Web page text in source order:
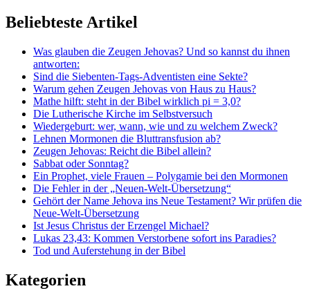
Beliebteste Artikel
Was glauben die Zeugen Jehovas? Und so kannst du ihnen
antworten:
Sind die Siebenten-Tags-Adventisten eine Sekte?
Warum gehen Zeugen Jehovas von Haus zu Haus?
Mathe hilft: steht in der Bibel wirklich pi = 3,0?
Die Lutherische Kirche im Selbstversuch
Wiedergeburt: wer, wann, wie und zu welchem Zweck?
Lehnen Mormonen die Bluttransfusion ab?
Zeugen Jehovas: Reicht die Bibel allein?
Sabbat oder Sonntag?
Ein Prophet, viele Frauen – Polygamie bei den Mormonen
Die Fehler in der „Neuen-Welt-Übersetzung“
Gehört der Name Jehova ins Neue Testament? Wir prüfen die
Neue-Welt-Übersetzung
Ist Jesus Christus der Erzengel Michael?
Lukas 23,43: Kommen Verstorbene sofort ins Paradies?
Tod und Auferstehung in der Bibel
Kategorien